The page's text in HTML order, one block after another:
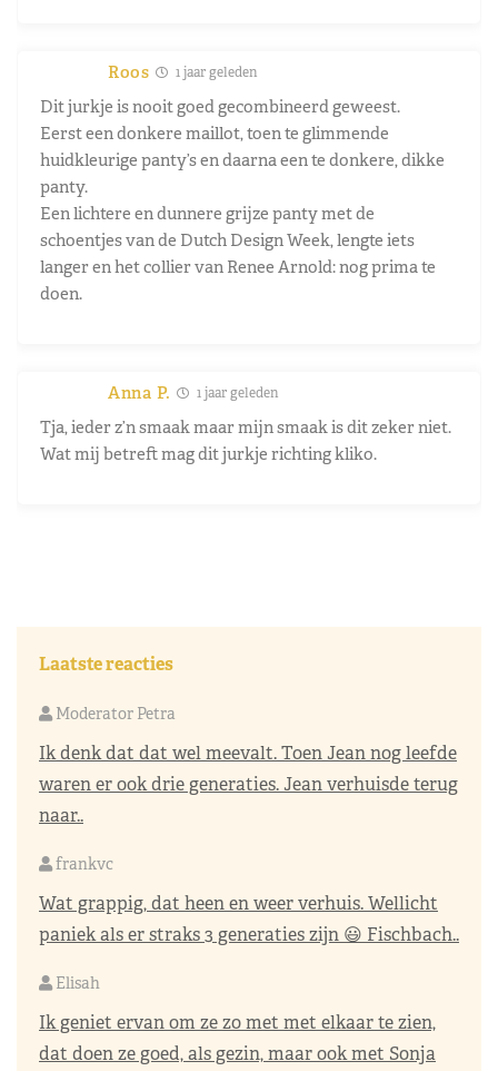
Roos 1 jaar geleden
Dit jurkje is nooit goed gecombineerd geweest.
Eerst een donkere maillot, toen te glimmende
huidkleurige panty’s en daarna een te donkere, dikke
panty.
Een lichtere en dunnere grijze panty met de
schoentjes van de Dutch Design Week, lengte iets
langer en het collier van Renee Arnold: nog prima te
doen.
Anna P. 1 jaar geleden
Tja, ieder z’n smaak maar mijn smaak is dit zeker niet.
Wat mij betreft mag dit jurkje richting kliko.
Laatste reacties
Moderator Petra
Ik denk dat dat wel meevalt. Toen Jean nog leefde
waren er ook drie generaties. Jean verhuisde terug
naar..
frankvc
Wat grappig, dat heen en weer verhuis. Wellicht
paniek als er straks 3 generaties zijn 😃 Fischbach..
Elisah
Ik geniet ervan om ze zo met met elkaar te zien,
dat doen ze goed, als gezin, maar ook met Sonja